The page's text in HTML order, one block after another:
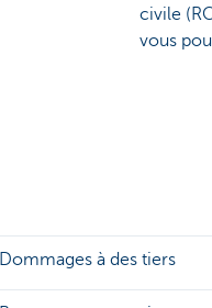
civile
vous
Dommages à des tiers